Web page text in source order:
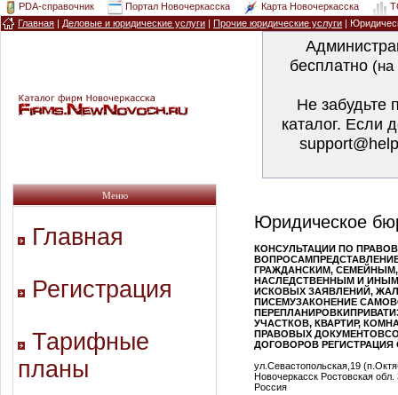
PDA-справочник Портал Новочеркасска Карта Новочеркасска
Главная | Деловые и юридические услуги | Прочие юридические услуги |
бесплатно
Не забудьте
каталог. Если
Меню
Главная
Регистрация
Тарифные
планы
Юридическое
КОНСУЛЬТАЦИИ ПО
ГРАЖДАНСКИМ,
НАСЛЕДСТВЕННЫМ И
ИСКОВЫХ ЗАЯВЛЕНИЙ,
ПИСЕМУЗАКОНЕНИЕ
УЧАСТКОВ, КВАРТИР,
ПРАВОВЫХ
ДОГОВОРОВ РЕГИСТРАЦИЯ
ул.Севастопольская,19
Новочеркасск Ростовская обл.
Россия